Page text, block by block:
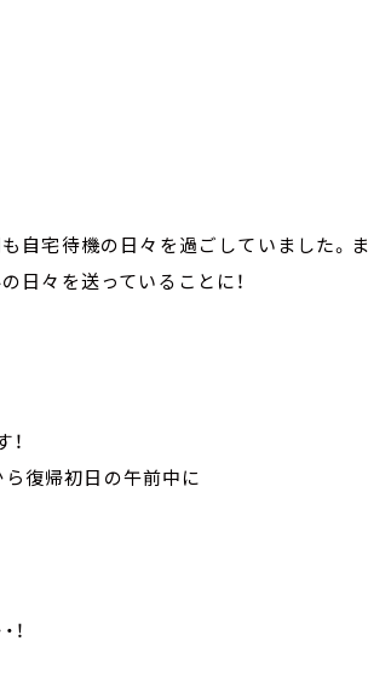
自宅待機の日々を過ごしていました。ま
日々を送っていることに！
復帰初日の午前中に
！